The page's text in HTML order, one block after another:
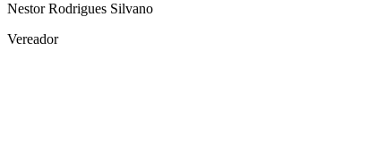
Nestor Rodrigues Silvano
Vereador